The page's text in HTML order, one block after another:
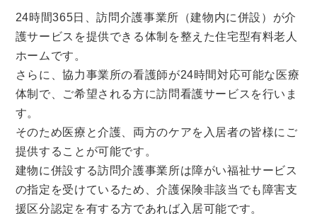
24時間365日、訪問介護事業所（建物内に併設）が介
護サービスを提供できる体制を整えた住宅型有料老人
ホームです。
さらに、協力事業所の看護師が24時間対応可能な医療
体制で、ご希望される方に訪問看護サービスを行いま
す。
そのため医療と介護、両方のケアを入居者の皆様にご
提供することが可能です。
建物に併設する訪問介護事業所は障がい福祉サービス
の指定を受けているため、介護保険非該当でも障害支
援区分認定を有する方であれば入居可能です。